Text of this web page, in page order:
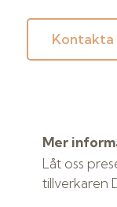
Kontakta
Mer
Låt oss
tillverkaren